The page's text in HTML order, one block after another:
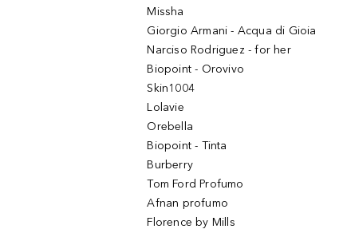
Missha
Giorgio Armani - Acqua di Gioia
Narciso Rodriguez - for her
Biopoint - Orovivo
Skin1004
Lolavie
Orebella
Biopoint - Tinta
Burberry
Tom Ford Profumo
Afnan profumo
Florence by Mills